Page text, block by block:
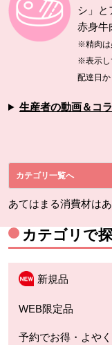
シ」と
赤身牛
※精肉は
※表示し
配達日か
生産者の動画＆コ
カテゴリ一覧へ
あてはまる消費材は
カテゴリで
新規品
WEB限定品
予約でお得・よや